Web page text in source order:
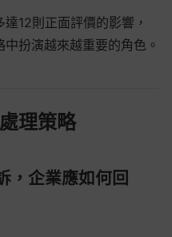
12則正面評價的影響，
扮演越來越重要的角色。
理策略
，企業應如何回